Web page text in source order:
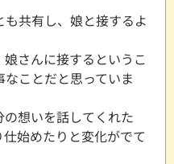
共有し、娘と接するよ
さんに接するというこ
ことだと思っていま
想いを話してくれた
始めたりと変化がでて